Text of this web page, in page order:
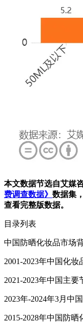
本文数据节选自艾媒
费调查数据》 数据集
查看完整版数据。
目录列表
中国防晒化妆品市场
2001-2023年中国化
2021-2023年中国主
2023年-2024年3月中
2015-2028年中国防